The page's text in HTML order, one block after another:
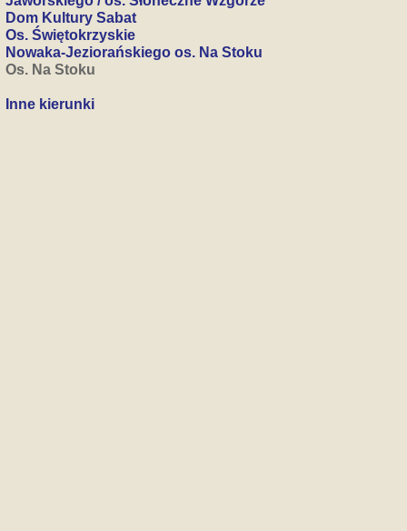
Dom Kultury Sabat
Os. Świętokrzyskie
Nowaka-Jeziorańskiego os. Na Stoku
Os. Na Stoku
Inne kierunki